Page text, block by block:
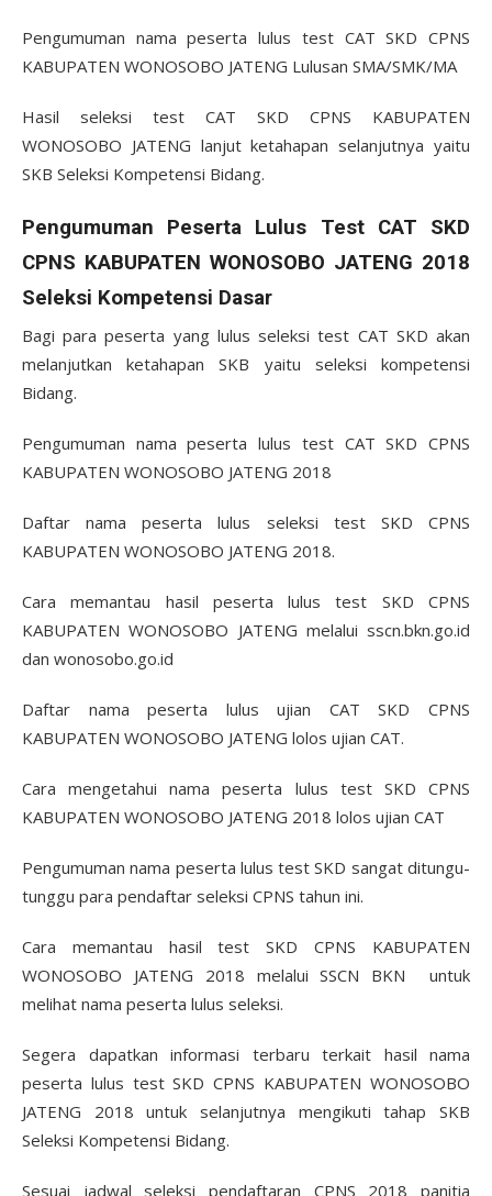
Pengumuman nama peserta lulus test CAT SKD CPNS
KABUPATEN WONOSOBO JATENG Lulusan SMA/SMK/MA
Hasil seleksi test CAT SKD CPNS KABUPATEN
WONOSOBO JATENG lanjut ketahapan selanjutnya yaitu
SKB Seleksi Kompetensi Bidang.
Pengumuman Peserta Lulus Test CAT SKD
CPNS KABUPATEN WONOSOBO JATENG 2018
Seleksi Kompetensi Dasar
Bagi para peserta yang lulus seleksi test CAT SKD akan
melanjutkan ketahapan SKB yaitu seleksi kompetensi
Bidang.
Pengumuman nama peserta lulus test CAT SKD CPNS
KABUPATEN WONOSOBO JATENG 2018
Daftar nama peserta lulus seleksi test SKD CPNS
KABUPATEN WONOSOBO JATENG 2018.
Cara memantau hasil peserta lulus test SKD CPNS
KABUPATEN WONOSOBO JATENG melalui sscn.bkn.go.id
dan wonosobo.go.id
Daftar nama peserta lulus ujian CAT SKD CPNS
KABUPATEN WONOSOBO JATENG lolos ujian CAT.
Cara mengetahui nama peserta lulus test SKD CPNS
KABUPATEN WONOSOBO JATENG 2018 lolos ujian CAT
Pengumuman nama peserta lulus test SKD sangat ditungu-
tunggu para pendaftar seleksi CPNS tahun ini.
Cara memantau hasil test SKD CPNS KABUPATEN
WONOSOBO JATENG 2018 melalui SSCN BKN untuk
melihat nama peserta lulus seleksi.
Segera dapatkan informasi terbaru terkait hasil nama
peserta lulus test SKD CPNS KABUPATEN WONOSOBO
JATENG 2018 untuk selanjutnya mengikuti tahap SKB
Seleksi Kompetensi Bidang.
Sesuai jadwal seleksi pendaftaran CPNS 2018 panitia